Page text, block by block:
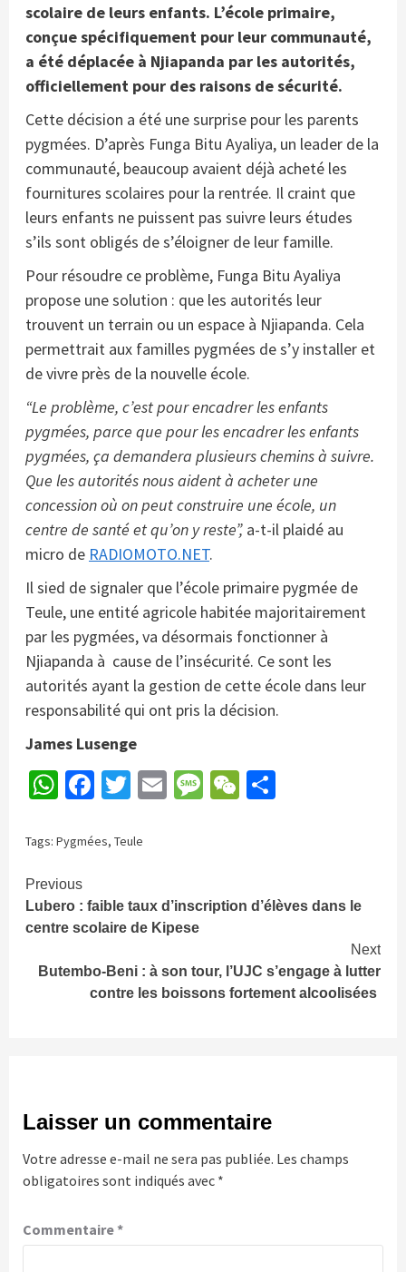
scolaire de leurs enfants. L’école primaire,
conçue spécifiquement pour leur communauté,
a été déplacée à Njiapanda par les autorités,
officiellement pour des raisons de sécurité.
Cette décision a été une surprise pour les parents
pygmées. D’après Funga Bitu Ayaliya, un leader de la
communauté, beaucoup avaient déjà acheté les
fournitures scolaires pour la rentrée. Il craint que
leurs enfants ne puissent pas suivre leurs études
s’ils sont obligés de s’éloigner de leur famille.
Pour résoudre ce problème, Funga Bitu Ayaliya
propose une solution : que les autorités leur
trouvent un terrain ou un espace à Njiapanda. Cela
permettrait aux familles pygmées de s’y installer et
de vivre près de la nouvelle école.
“Le problème, c’est pour encadrer les enfants
pygmées, parce que pour les encadrer les enfants
pygmées, ça demandera plusieurs chemins à suivre.
Que les autorités nous aident à acheter une
concession où on peut construire une école, un
centre de santé et qu’on y reste”, a-t-il plaidé au
micro de RADIOMOTO.NET.
Il sied de signaler que l’école primaire pygmée de
Teule, une entité agricole habitée majoritairement
par les pygmées, va désormais fonctionner à
Njiapanda à cause de l’insécurité. Ce sont les
autorités ayant la gestion de cette école dans leur
responsabilité qui ont pris la décision.
James Lusenge
WhatsApp
Facebook
Twitter
EmailMessage
WeChat
Tags: Pygmées, Teule
Continue
Reading
Previous
Lubero : faible taux d’inscription d’élèves dans le
centre scolaire de Kipese
Next
Butembo-Beni : à son tour, l’UJC s’engage à lutter
contre les boissons fortement alcoolisées
Laisser un commentaire
Votre adresse e-mail ne sera pas publiée. Les champs
obligatoires sont indiqués avec *
Commentaire*